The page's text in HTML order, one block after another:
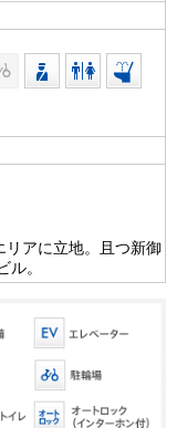
リアに立地。且つ新御
ル。